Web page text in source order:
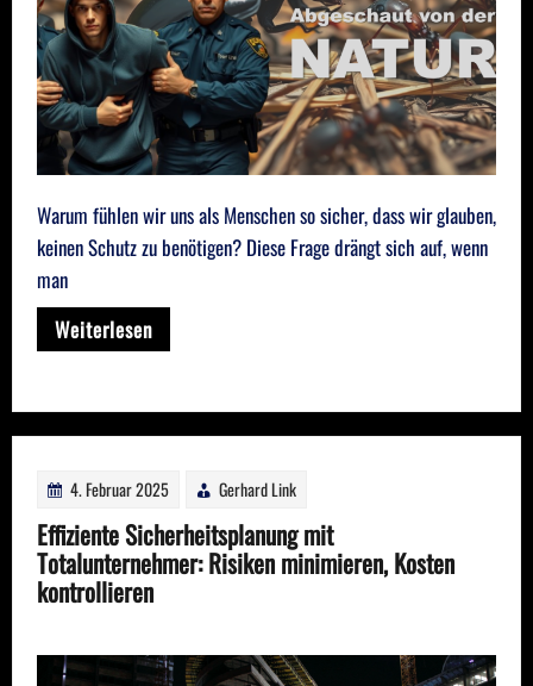
Warum fühlen wir uns als Menschen so sicher, dass wir glauben,
keinen Schutz zu benötigen? Diese Frage drängt sich auf, wenn
man
Weiterlesen
4. Februar 2025 Gerhard Link
Effiziente Sicherheitsplanung mit
Totalunternehmer: Risiken minimieren, Kosten
kontrollieren